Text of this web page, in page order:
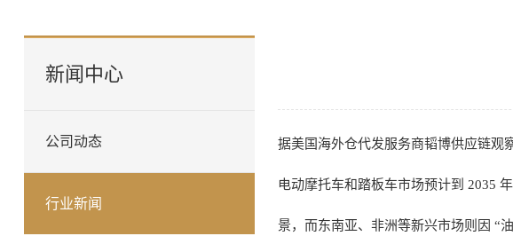
新闻中心
公司动态
行业新闻
据美国海外仓代发服务商韬博供应链观
电动摩托车和踏板车市场预计到 2035
景，而东南亚、非洲等新兴市场则因 “